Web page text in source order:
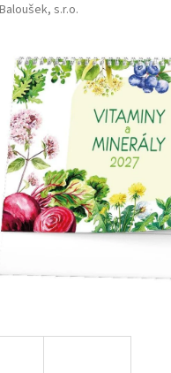
Baloušek, s.r.o.